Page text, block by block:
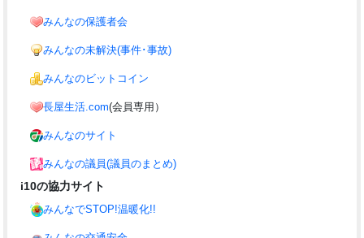
みんなの保護者会
みんなの未解決(事件･事故)
みんなのビットコイン
長屋生活.com(会員専用）
みんなのサイト
みんなの議員(議員のまとめ)
i10の協力サイト
みんなでSTOP!温暖化!!